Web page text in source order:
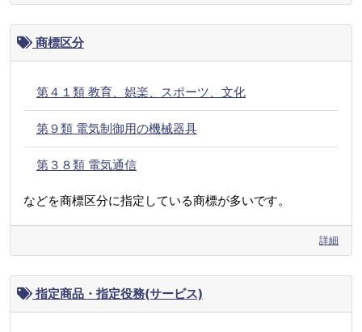
商標区分
第４１類 教育、娯楽、スポーツ、文化
第９類 電気制御用の機械器具
第３８類 電気通信
などを商標区分に指定している商標が多いです。
詳細
指定商品・指定役務(サービス)